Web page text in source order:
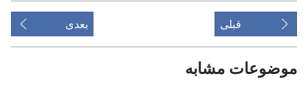
ویدیوها
قبلی
بعدی
موضوعات مشابه